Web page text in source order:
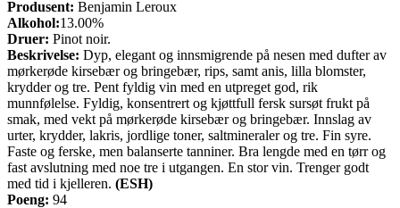
Produsent: Benjamin Leroux
Alkohol:13.00%
Druer: Pinot noir.
Beskrivelse: Dyp, elegant og innsmigrende på nesen med dufter av
mørkerøde kirsebær og bringebær, rips, samt anis, lilla blomster,
krydder og tre. Pent fyldig vin med en utpreget god, rik
munnfølelse. Fyldig, konsentrert og kjøttfull fersk sursøt frukt på
smak, med vekt på mørkerøde kirsebær og bringebær. Innslag av
urter, krydder, lakris, jordlige toner, saltmineraler og tre. Fin syre.
Faste og ferske, men balanserte tanniner. Bra lengde med en tørr og
fast avslutning med noe tre i utgangen. En stor vin. Trenger godt
med tid i kjelleren. (ESH)
Poeng: 94